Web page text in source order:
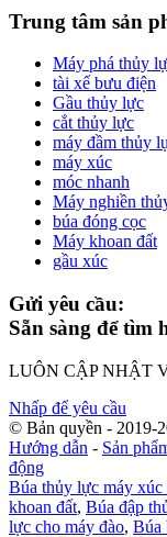
Trung tâm sản
Máy phá thủy
tài xế bưu điện
Gầu thủy lực
cắt thủy lực
máy đầm thủy
máy xúc
móc nhanh
Máy nghiền
búa đóng cọc
Máy khoan đất
gầu xúc
Gửi yêu cầu:
Sẵn sàng để tìm
LUÔN CẬP NHẬT
Nhấp để yêu cầu
© Bản quyền - 2019-
Hướng dẫn - Sản
động
Búa thủy lực máy xúc
khoan đất, Búa đập
lực cho máy đào, Búa